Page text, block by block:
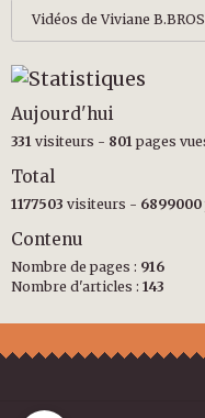
Vidéos de Viviane
Aujourd'hui
331 visiteurs - 801 pages
Total
1177503 visiteurs - 6899000
Contenu
Nombre de pages : 916
Nombre d'articles : 143